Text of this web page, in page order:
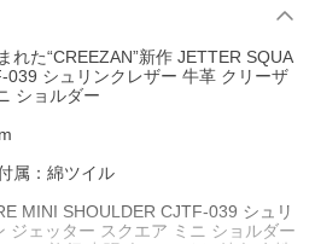
れた“CREEZAN”新作 JETTER SQUA
039 シュリンクレザー 牛革 クリーザ
ショルダー
属：綿ツイル
MINI SHOULDER CJTF-039 シュリ
ジェッター スクエア ミニ ショルダー